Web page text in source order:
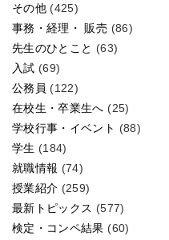
その他 (425)
事務・経理・ 販売 (86)
先生のひとこと (63)
入試 (69)
公務員 (122)
在校生・卒業生へ (25)
学校行事・イベント (88)
学生 (184)
就職情報 (74)
授業紹介 (259)
最新トピックス (577)
検定・コンペ結果 (60)